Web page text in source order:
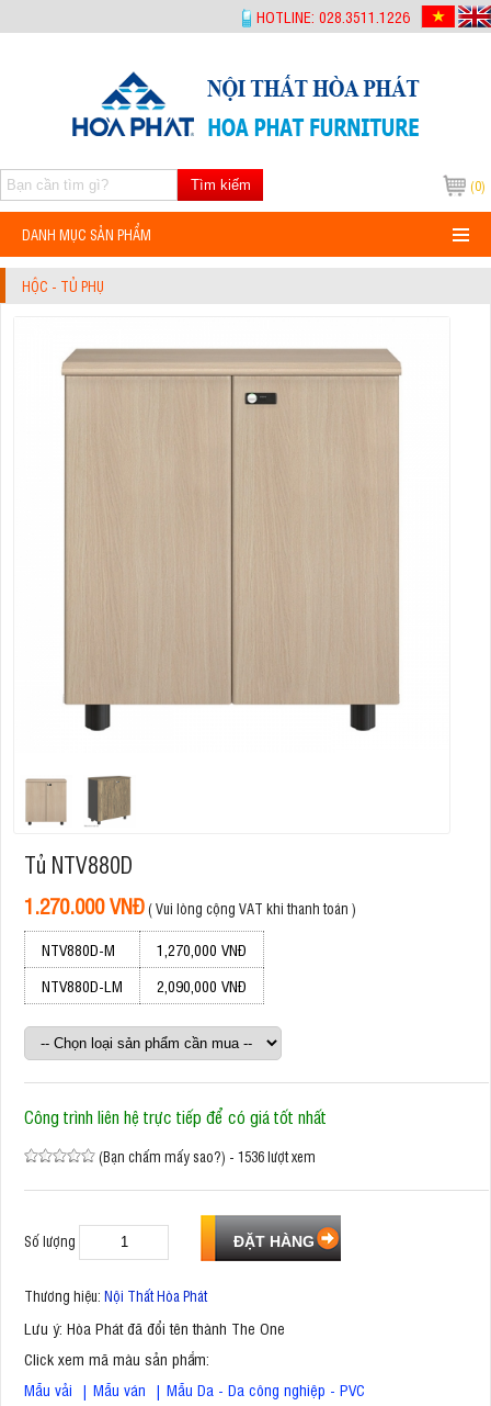
HOTLINE: 028.3511.1226
(0)
Tìm kiếm
DANH MỤC SẢN PHẨM
HỘC - TỦ PHỤ
Tủ NTV880D
1.270.000 VNĐ( Vui lòng cộng VAT khi thanh toán )
NTV880D-M
1,270,000 VNĐ
NTV880D-LM
2,090,000 VNĐ
Công trình liên hệ trực tiếp để có giá tốt nhất
(Bạn chấm mấy sao?) - 1536 lượt xem
Số lượng
Thương hiệu: Nội Thất Hòa Phát
Lưu ý: Hòa Phát đã đổi tên thành The One
Click xem mã màu sản phẩm:
Mẫu vải | Mẫu ván | Mẫu Da - Da công nghiệp - PVC